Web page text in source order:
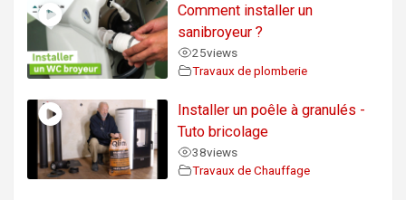
Comment installer un
sanibroyeur ?
25views
Travaux de plomberie
Installer un poêle à granulés -
Tuto bricolage
38views
Travaux de Chauffage